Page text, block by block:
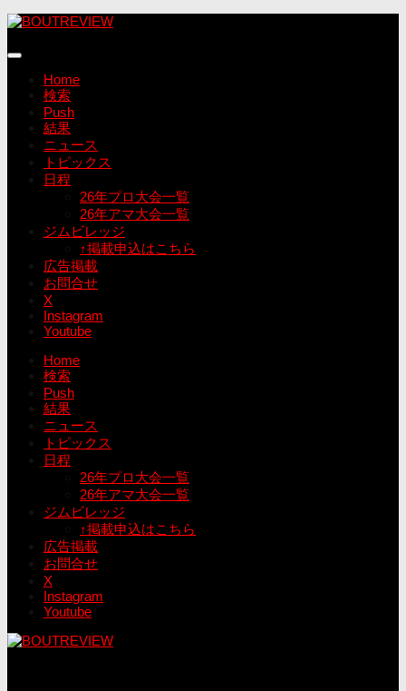
コ
テ
Home
検索
Push
結果
ニュース
トピックス
日程
26年プロ大会一覧
26年アマ大会一覧
ジムビレッジ
↑掲載申込はこちら
広告掲載
お問合せ
X
Instagram
Youtube
Home
検索
Push
結果
ニュース
トピックス
日程
26年プロ大会一覧
26年アマ大会一覧
ジムビレッジ
↑掲載申込はこちら
広告掲載
お問合せ
X
Instagram
Youtube